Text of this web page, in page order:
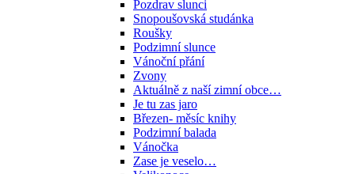
Pozdrav slunci
Snopoušovská studánka
Roušky
Podzimní slunce
Vánoční přání
Zvony
Aktuálně z naší zimní obce…
Je tu zas jaro
Březen- měsíc knihy
Podzimní balada
Vánočka
Zase je veselo…